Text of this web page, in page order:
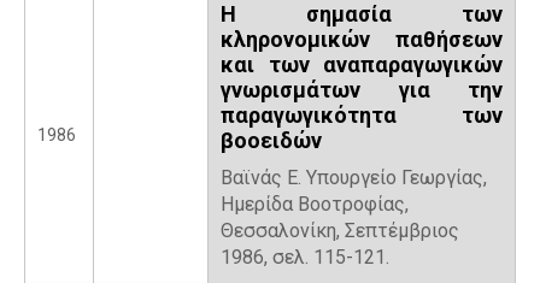
1986
Η σημασία των
κληρονομικών παθήσεων
και των αναπαραγωγικών
γνωρισμάτων για την
παραγωγικότητα των
βοοειδών
Βαϊνάς Ε. Υπουργείο Γεωργίας,
Ημερίδα Βοοτροφίας,
Θεσσαλονίκη, Σεπτέμβριος
1986, σελ. 115-121.